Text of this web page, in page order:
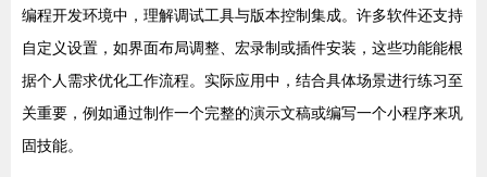
编程开发环境中，理解调试工具与版本控制集成。许多软件还支持
自定义设置，如界面布局调整、宏录制或插件安装，这些功能能根
据个人需求优化工作流程。实际应用中，结合具体场景进行练习至
关重要，例如通过制作一个完整的演示文稿或编写一个小程序来巩
固技能。